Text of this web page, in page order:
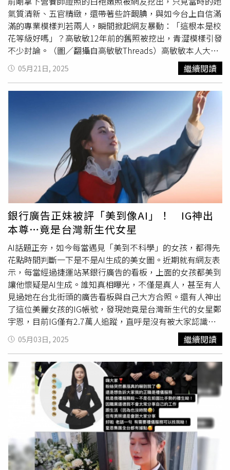
病患的身體狀況決定用藥，不需太過擔心；但若診所是以幫
助入睡、美容點滴的名義施打「牛奶針」，且無專業人員及
設備，務必要提高警覺。事實上，行政院已於2015年3月公
告將Propofol增列為第四級管制藥品；為防制Propofol遭
非法濫用，行政院亦於同年8月公告其為第四級毒品，提醒
民眾千萬別任意施用以免違法。
氣質清新、五官精緻，還帶著些許靦腆，與如今台上自信滿
滿的專業模樣判若兩人，瞬間掀起網友暴動：「這根本是校
花等級好嗎」？高敏敏12年前的舊照被挖出，青澀模樣引發
不少討論。（圖／翻攝自高敏敏Threads）高敏敏本人大方
轉發這張「時光照」還幽默寫下：「意外被網友挖出12年前
的照片，太稚嫩了吧！」照片中，高敏敏穿著白袍，圓圓大
眼配上整齊牙齒、清秀臉龐，氣質清新自然，顏值絲毫不輸
明星，該則貼文在短短時間內就突破35.7萬次瀏覽，底下湧
入超過2千則留言、上千人按讚，不少粉絲與名人也紛紛留
言直呼：「根本校花！」、「上面繡的是哪間高中？看不清
楚欸」、「不敢相信！好正」、「從以前就這麼美」，甚至
被粉絲笑稱是「醫美級範本」、「氣質根本醫院劇女主
角」。高敏敏外貌亮眼，有「最美營養師」稱號。（圖／翻
攝自高敏敏IG）從大學時期就被PTT表特版封為「學姐級美
女」，到如今成為全台人氣爆棚的營養師代表，對於這波突
如其來的懷舊熱潮，高敏敏表示：「其實看到那張照片，自
己也笑出來，感覺真的很像剛入門的小實習生」，事實上，
高敏敏不只外貌亮眼，學經歷也是一級棒。現年33歲的高敏
敏，畢業於台北商業大學企業管理研究所（MBA），擁有營
養師國考證照，除了長年受邀上各大節目如《醫師好辣》，
也經常現身校園、企業演講推廣營養知識，更是多本健康書
籍的作者。更令人佩服的是，高敏敏在生活中也完全沒架
子，就連去超市被粉絲認出來要求合照時，也會親切分享營
養知識，讓人感受到她的專業與親和兼具。高敏敏用12年走
出專業與魅力兼具的一條路，難怪會被網友一致認證：「她
真的不是只靠臉吃飯，是專業與美貌雙全」，談起未來規
劃，高敏敏表示，希望能持續透過社群、講座與公益活動推
動大眾健康意識，不斷精進自己，把所學知識回饋社會，讓
更多人從日常生活中開始注重飲食與健康。
05月21日, 2025 繼續閱讀
銀行廣告正妹被評「美到像AI」！ IG神出
本尊…竟是台灣新生代女星
AI話題正夯，如今每當遇見「美到不科學」的女孩，都得先
花點時間判斷一下是不是AI生成的美女圖。近期就有網友表
示，每當經過捷運站某銀行廣告的看板，上面的女孩都美到
讓他懷疑是AI生成。誰知真相曝光，不僅是真人，甚至有人
見過她在台北街頭的廣告看板與自己大方合照。還有人神出
了這位美麗女孩的IG帳號，發現她竟是台灣新生代的女星鄭
宇恩，目前IG僅有2.7萬人追蹤，直呼是沒有被大家認識的
超級潛力股！（圖／翻攝YT／台北富邦銀行）近日有網友在
PTT表特版發文表示，近期在街頭時常被一個銀行廣告看板
上的女孩吸引了目光，但因為燈光跟修圖感，總以為對方是
AI生成的美女。直到看見這名女孩為推廣銀行APP拍攝的宣
傳片，才得出結論：「應該是真人無誤！」 這名女孩的照
片隨著網友貼文一齊曝光，引起不少人驚呼：「簡直是范冰
冰、河北彩伽、周子瑜的綜合體」、「第一張以為新木優
子」、「超級漂亮，都不知道台灣居然有這麼美的人」、
「「她的眼神好空靈，感覺會被吸進去」。」（圖／翻攝IG
／_yuennn_）很快，網路上就有人挖出了這名女主角的真
實身分，原來她是台灣新生代女星鄭宇恩，去年才出演過青
05月03日, 2025 繼續閱讀